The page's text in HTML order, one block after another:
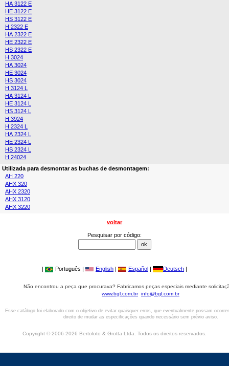
HA 3122 E
HE 3122 E
HS 3122 E
H 2322 E
HA 2322 E
HE 2322 E
HS 2322 E
H 3024
HA 3024
HE 3024
HS 3024
H 3124 L
HA 3124 L
HE 3124 L
HS 3124 L
H 3924
H 2324 L
HA 2324 L
HE 2324 L
HS 2324 L
H 24024
Utilizada para desmontar as buchas de desmontagem:
AH 220
AHX 320
AHX 2320
AHX 3120
AHX 3220
voltar
Pesquisar por código:
| Português | English | Español | Deutsch |
Não encontrou a peça que procurava? Fabricamos peças especiais mediante
www.bgl.com.br info@bgl.com.br
Esse catálogo foi elaborado com o objetivo de evitar quaisquer erros, que eventualmente possam
direito de mudar as especificações quando necessário sem prévio aviso.
Copyright © 2006-2026 Bertoloto & Grotta Ltda. Todos os direitos reservados.